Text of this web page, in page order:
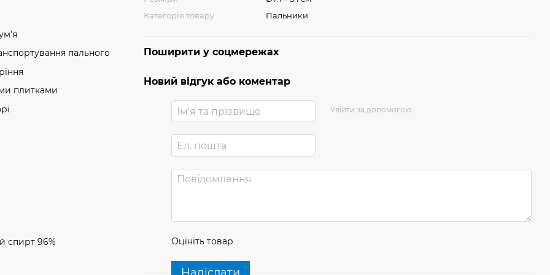
пального
плитками
спирт 96%
Категорія товару
Пальники
Поширити у соцмережах
Новий відгук або коментар
Увійти за допомогою
Оцініть товар